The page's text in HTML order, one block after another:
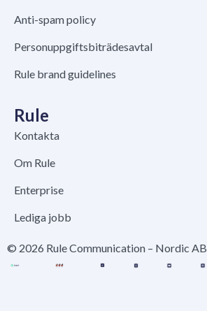
Anti-spam policy
Personuppgiftsbiträdesavtal
Rule brand guidelines
Rule
Kontakta
Om Rule
Enterprise
Lediga jobb
© 2026 Rule Communication – Nordic AB